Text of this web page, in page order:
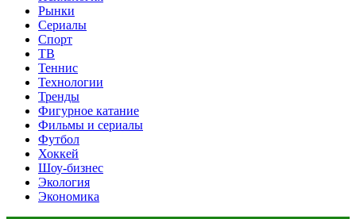
Рынки
Сериалы
Спорт
ТВ
Теннис
Технологии
Тренды
Фигурное катание
Фильмы и сериалы
Футбол
Хоккей
Шоу-бизнес
Экология
Экономика